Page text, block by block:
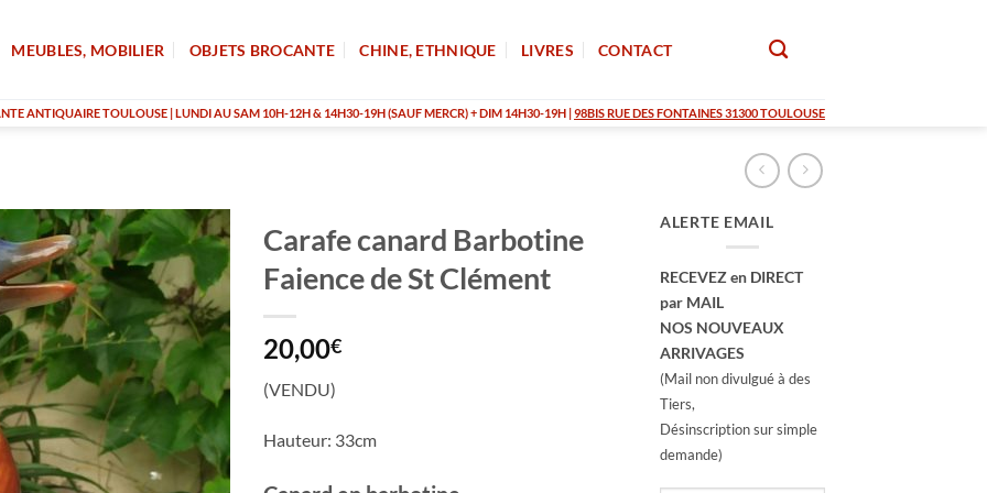
MEUBLES, MOBILIER OBJETS BROCANTE CHINE, ETHNIQUE LIVRES CONTACT
ANTIQUAIRE TOULOUSE | LUNDI AU SAM 10H-12H & 14H30-19H (SAUF MERCR) + DIM 14H30-19H |98BIS RUE DES FONTAINES 31300 TOULOUSE
Carafe canard Barbotine
Faience de St Clément
20,00€
(VENDU)
Hauteur: 33cm
ALERTE EMAIL
RECEVEZ en DIRECT
par MAIL
NOS NOUVEAUX
ARRIVAGES
(Mail non divulgué à des
Tiers,
Désinscription sur simple
demande)